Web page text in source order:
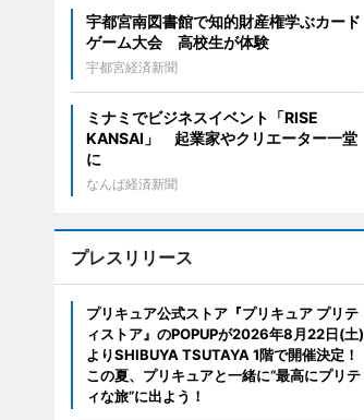
宇都宮南図書館で知的財産権学ぶカード
ゲーム大会 高校生が体験
宇都宮経済新聞
ミナミでビジネスイベント「RISE
KANSAI」 起業家やクリエーター一堂
に
なんば経済新聞
プレスリリース
プリキュア公式ストア『プリキュア プリテ
ィストア』のPOPUPが2026年8月22日(土)
よりSHIBUYA TSUTAYA 1階で開催決定！
この夏、プリキュアと一緒に“最高にプリテ
ィな旅”に出よう！